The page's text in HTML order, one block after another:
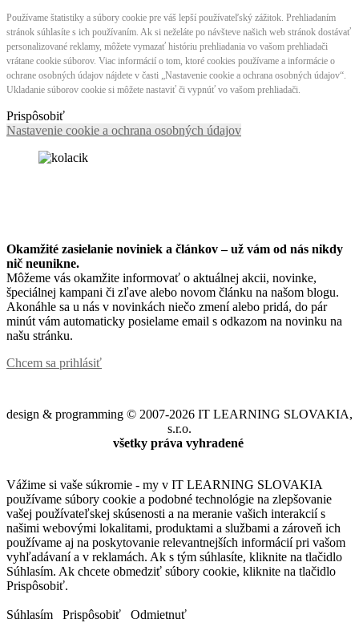
Používame štatistiky a súbory cookie pre váš lepší používateľský zážitok. Prehliadaním
stránok súhlasíte s ich používaním. Ak si neželáte po návšteve našich web stránok dostávať
personalizované reklamy, môžete vymazať históriu prehliadania vo vašom prehliadači
vrátane cookie súborov. Viac informácií o tom, ktoré cookies používame a informácie o
ochrane osobných údajov nájdete v časti „Nastavenie cookie a ochrana osobných údajov“.
Ukladanie súborov cookie si môžete nastaviť či vypnúť vo vašom prehliadači.
Prispôsobiť
Nastavenie cookie a ochrana osobných údajov
Okamžité zasielanie noviniek a článkov – už vám od nás nikdy
nič neunikne.
Môžeme vás okamžite informovať o aktuálnej akcii, novinke,
špeciálnej kampani či zľave alebo novom článku na našom blogu.
Akonáhle sa u nás v novinkách niečo zmení alebo pridá, do pár
minút vám automaticky posielame email s odkazom na novinku na
našu stránku.
Chcem sa prihlásiť
design & programming © 2007-2026 IT LEARNING SLOVAKIA,
s.r.o.
všetky práva vyhradené
Vážime si vaše súkromie - my v IT LEARNING SLOVAKIA
používame súbory cookie a podobné technológie na zlepšovanie
vašej používateľskej skúsenosti a na meranie vašich interakcií s
našimi webovými lokalitami, produktami a službami a zároveň ich
používame aj na poskytovanie relevantnejších informácií pri vašom
vyhľadávaní a v reklamách. Ak s tým súhlasíte, kliknite na tlačidlo
Súhlasím. Ak chcete obmedziť súbory cookie, kliknite na tlačidlo
Prispôsobiť.
Súhlasím Prispôsobiť Odmietnuť